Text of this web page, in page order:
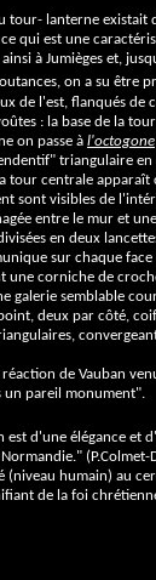
tour- lanterne existait
qui est une
à Jumièges et,
on a su être
de l'est, flanqués
: la base de la
on passe à l'octogone
triangulaire en
tour centrale
sont visibles de
entre le mur et
en deux
sur chaque
une corniche de
galerie semblable
deux par côté,
de Vauban
un pareil monument".
est d'une élégance et
(P.Colmet-
(niveau humain) au
de la foi